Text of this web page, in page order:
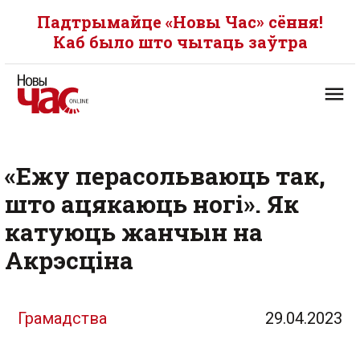
Падтрымайце «Новы Час» сёння!
Каб было што чытаць заўтра
«Ежу перасольваюць так,
што ацякаюць ногі». Як
катуюць жанчын на
Акрэсціна
Грамадства 29.04.2023